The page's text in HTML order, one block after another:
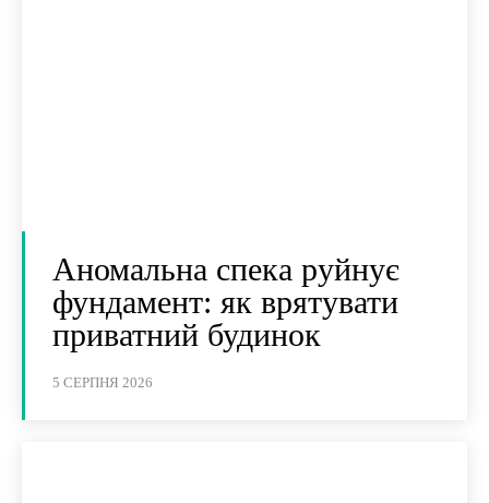
Аномальна спека руйнує
фундамент: як врятувати
приватний будинок
5 СЕРПНЯ 2026